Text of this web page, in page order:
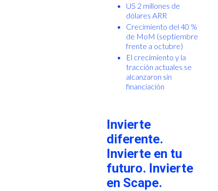
US 2 millones de
dólares ARR
Crecimiento del 40 %
de MoM (septiembre
frente a octubre)
El crecimiento y la
tracción actuales se
alcanzaron sin
financiación
Invierte
diferente.
Invierte en tu
futuro. Invierte
en Scape.